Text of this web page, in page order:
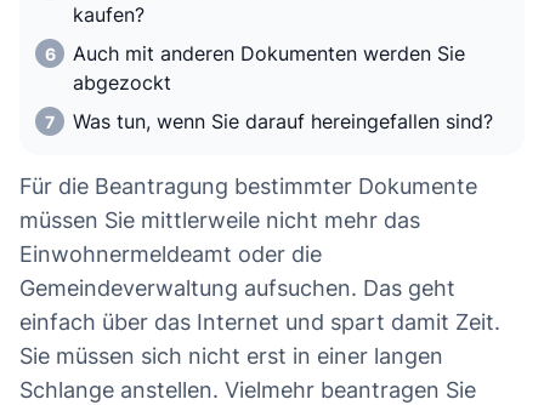
kaufen?
Auch mit anderen Dokumenten werden Sie
abgezockt
Was tun, wenn Sie darauf hereingefallen sind?
Für die Beantragung bestimmter Dokumente
müssen Sie mittlerweile nicht mehr das
Einwohnermeldeamt oder die
Gemeindeverwaltung aufsuchen. Das geht
einfach über das Internet und spart damit Zeit.
Sie müssen sich nicht erst in einer langen
Schlange anstellen. Vielmehr beantragen Sie